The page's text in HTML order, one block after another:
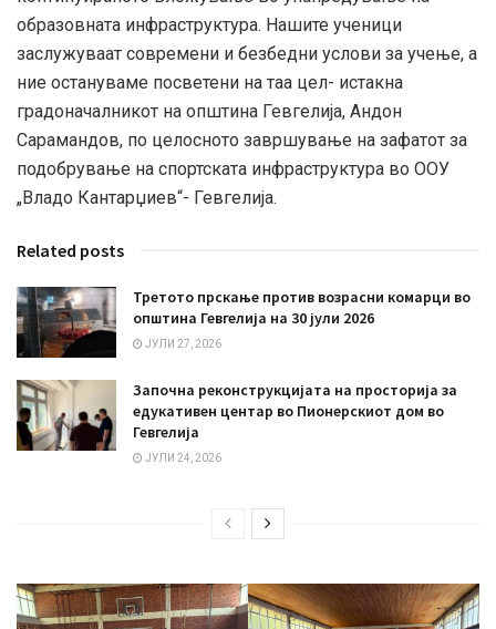
образовната инфраструктура. Нашите ученици
заслужуваат современи и безбедни услови за учење, а
ние остануваме посветени на таа цел- истакна
градоначалникот на општина Гевгелија, Андон
Сарамандов, по целосното завршување на зафатот за
подобрување на спортската инфраструктура во ООУ
„Владо Кантарџиев“- Гевгелија.
Related posts
Третото прскање против возрасни комарци во
општина Гевгелија на 30 јули 2026
ЈУЛИ 27, 2026
Започна реконструкцијата на просторија за
едукативен центар во Пионерскиот дом во
Гевгелија
ЈУЛИ 24, 2026